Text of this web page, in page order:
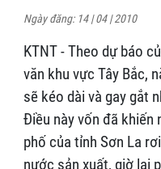
Ngày đăng: 14 | 04 | 2010
KTNT - Theo dự báo
văn khu vực Tây Bắc,
sẽ kéo dài và gay gắt
Điều này vốn đã khiến
phố của tỉnh Sơn La
nước sản xuất, giờ lại